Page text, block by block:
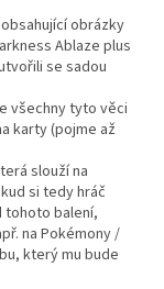
obrázky
Ablaze plus
se sadou
všechny tyto věci
karty (pojme až
slouží na
si tedy hráč
tohoto balení,
na Pokémony /
který mu bude